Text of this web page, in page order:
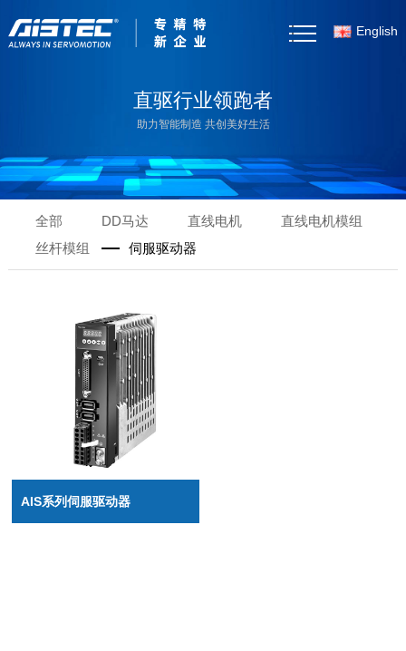
English
产品中心
客户案例
新闻资讯
产品选型
资料下载
联系我们
直驱行业领跑者
助力智能制造 共创美好生活
全部 DD马达 直线电机
直线电机模组
丝杆模组
伺服驱动器
AIS系列伺服驱动器